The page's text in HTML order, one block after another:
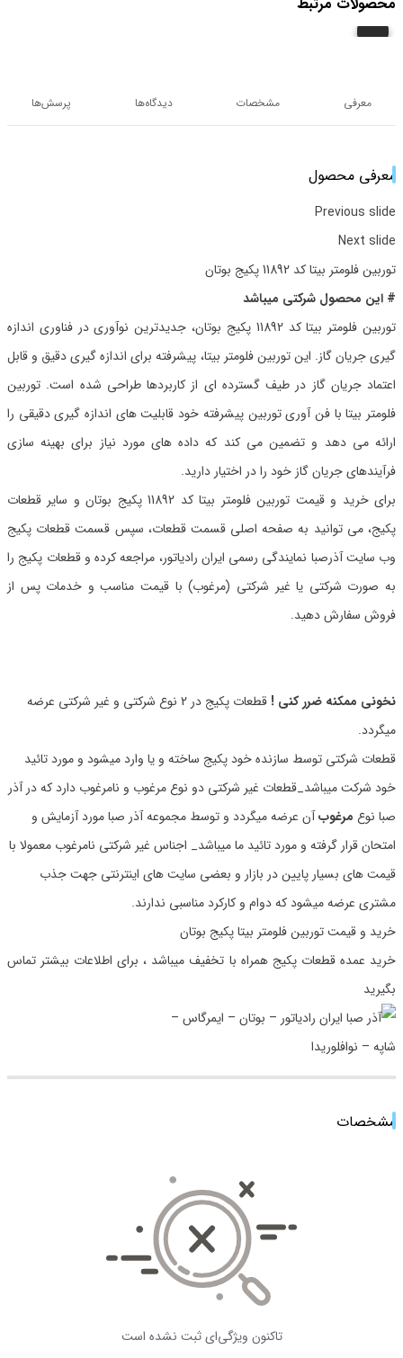
معرفی مشخصات دیدگاه‌ها پرسش‌ها
معرفی محصول
Previous slide
Next slide
توربین فلومتر بیتا کد 11892 پکیج بوتان
# این محصول شرکتی میباشد
توربین فلومتر بیتا کد 11892 پکیج بوتان، جدیدترین نوآوری در فناوری اندازه
گیری جریان گاز. این توربین فلومتر بیتا، پیشرفته برای اندازه گیری دقیق و قابل
اعتماد جریان گاز در طیف گسترده ای از کاربردها طراحی شده است. توربین
فلومتر بیتا با فن آوری توربین پیشرفته خود قابلیت های اندازه گیری دقیقی را
ارائه می دهد و تضمین می کند که داده های مورد نیاز برای بهینه سازی
فرآیندهای جریان گاز خود را در اختیار دارید.
برای خرید و قیمت توربین فلومتر بیتا کد 11892 پکیج بوتان و سایر قطعات
پکیج، می توانید به صفحه اصلی قسمت قطعات، سپس قسمت قطعات پکیج
وب سایت آذرصبا نمایندگی رسمی ایران رادیاتور، مراجعه کرده و قطعات پکیج را
به صورت شرکتی یا غیر شرکتی (مرغوب) با قیمت مناسب و خدمات پس از
فروش سفارش دهید.
نخونی ممکنه ضرر کنی !
قطعات پکیج در 2 نوع شرکتی و غیر شرکتی عرضه
میگردد.
قطعات شرکتی توسط سازنده خود پکیج ساخته و یا وارد میشود و مورد تائید
خود شرکت میباشد_قطعات غیر شرکتی دو نوع مرغوب و نامرغوب دارد که در آذر
صبا نوع مرغوبآن عرضه میگردد و توسط مجموعه آذر صبا مورد آزمایش و
امتحان قرار گرفته و مورد تائید ما میباشد_ اجناس غیر شرکتی نامرغوب معمولا با
قیمت های بسیار پایین در بازار و بعضی سایت های اینترنتی جهت جذب
مشتری عرضه میشود که دوام و کارکرد مناسبی ندارند.
خرید و قیمت توربین فلومتر بیتا پکیج بوتان
خرید عمده قطعات پکیج همراه با تخفیف میباشد ، برای اطلاعات بیشتر تماس
بگیرید
مشخصات
تاکنون ویژگی‌ای ثبت نشده است